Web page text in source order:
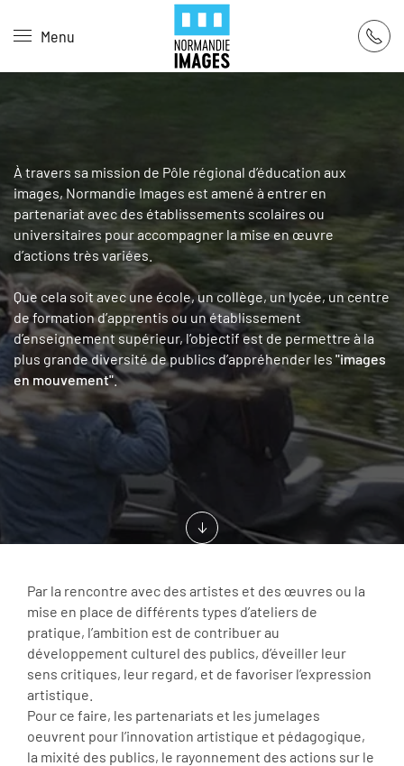
Skip to main content
Menu
À travers sa mission de Pôle régional d’éducation aux
images, Normandie Images est amené à entrer en
partenariat avec des établissements scolaires ou
universitaires pour accompagner la mise en œuvre
d’actions très variées.
Que cela soit avec une école, un collège, un lycée, un centre
de formation d’apprentis ou un établissement
d’enseignement supérieur, l’objectif est de permettre à la
plus grande diversité de publics d’appréhender les "images
en mouvement".
Par la rencontre avec des artistes et des œuvres ou la
mise en place de différents types d’ateliers de
pratique, l’ambition est de contribuer au
développement culturel des publics, d’éveiller leur
sens critiques, leur regard, et de favoriser l’expression
artistique.
Pour ce faire, les partenariats et les jumelages
oeuvrent pour l’innovation artistique et pédagogique,
la mixité des publics, le rayonnement des actions sur le
Panneau de gestion des cookies